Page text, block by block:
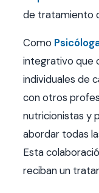
de tratamiento
Como
integrativo que
individuales de
con otros
nutricionistas y
abordar todas
Esta
reciban un